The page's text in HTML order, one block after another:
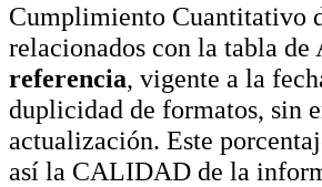
Cumplimiento Cuantitativo
relacionados con la tabla
referencia, vigente a la
duplicidad de formatos, sin
actualización. Este
así la CALIDAD de la